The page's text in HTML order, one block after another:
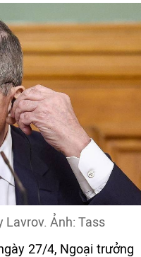
Lavrov. Ảnh: Tass
27/4, Ngoại trưởng